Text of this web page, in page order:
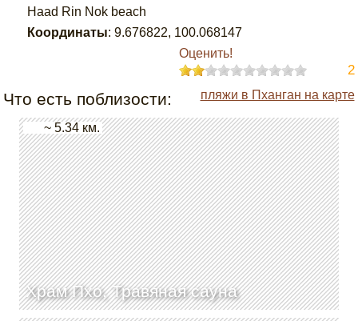
Haad Rin Nok beach
Координаты: 9.676822, 100.068147
Оценить!
2
Что есть поблизости: пляжи в Пханган на карте
Храм Пхо, Травяная сауна
~ 5.34 км.